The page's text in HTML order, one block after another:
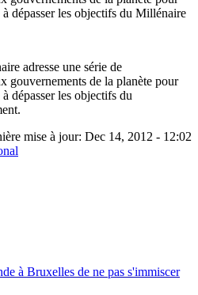
dépasser les objectifs du Millénaire
adresse une série de
gouvernements de la planète pour
dépasser les objectifs du
mise à jour: Dec 14, 2012 - 12:02
à Bruxelles de ne pas s'immiscer